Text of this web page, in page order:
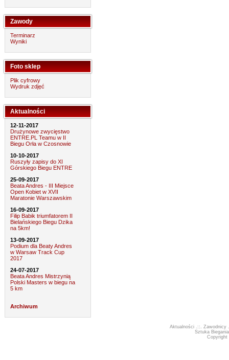
Zawody
Terminarz
Wyniki
Foto sklep
Plik cyfrowy
Wydruk zdjęć
Aktualności
12-11-2017
Drużynowe zwycięstwo
ENTRE.PL Teamu w II
Biegu Orła w Czosnowie
10-10-2017
Ruszyły zapisy do XI
Górskiego Biegu ENTRE
25-09-2017
Beata Andres - III Miejsce
Open Kobiet w XVII
Maratonie Warszawskim
16-09-2017
Filip Babik triumfatorem II
Bielańskiego Biegu Dzika
na 5km!
13-09-2017
Podium dla Beaty Andres
w Warsaw Track Cup
2017
24-07-2017
Beata Andres Mistrzynią
Polski Masters w biegu na
5 km
Archiwum
Aktualności .::.Zawodnicy
Sztuka Biegania
Copyright